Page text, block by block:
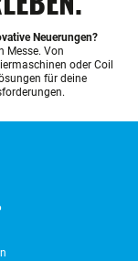
Neuerungen?
Messe. Von
oder Coil
für deine